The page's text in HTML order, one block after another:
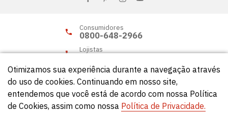
Consumidores
0800-648-2966
Lojistas
© Círculo 2026 - Todos os direitos reservados.
Otimizamos sua experiência durante a navegação através
do uso de cookies. Continuando em nosso site,
entendemos que você está de acordo com nossa Política
de Cookies, assim como nossa Política de Privacidade.